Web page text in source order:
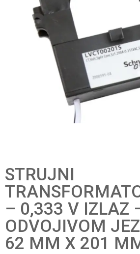
STRUJNI
– 0,333 V IZLAZ
ODVOJIVOM
62 MM X 201